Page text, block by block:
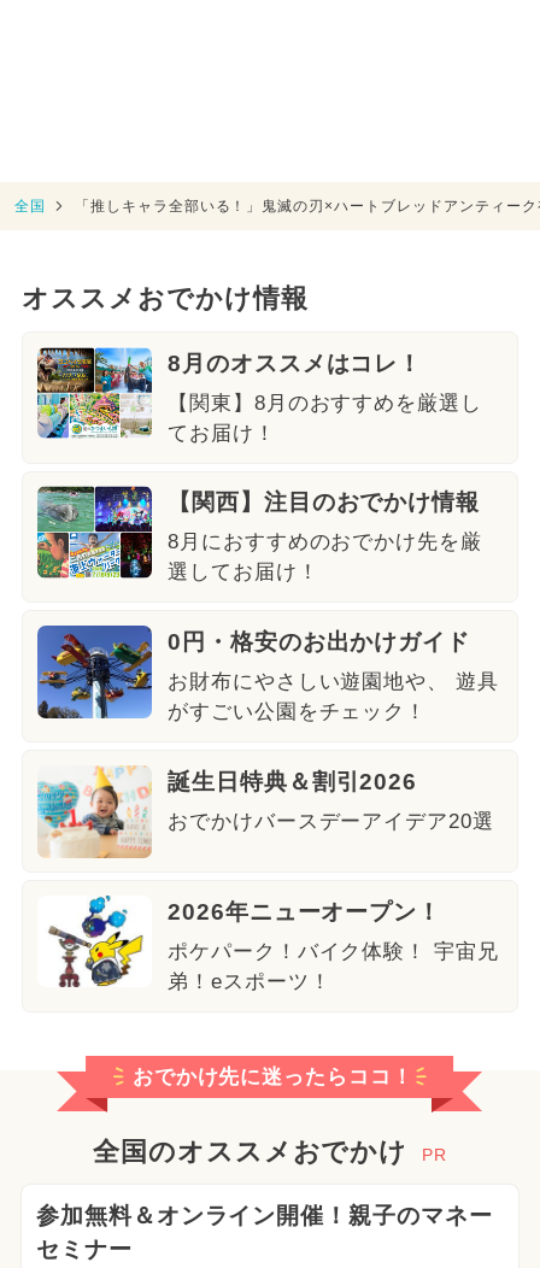
全国 「推しキャラ全部いる！」鬼滅の刃×ハートブレッドアンティー
オススメおでかけ情報
8月のオススメはコレ！
【関東】8月のおすすめを厳選し
てお届け！
【関西】注目のおでかけ情報
8月におすすめのおでかけ先を厳
選してお届け！
0円・格安のお出かけガイド
お財布にやさしい遊園地や、 遊具
がすごい公園をチェック！
誕生日特典＆割引2026
おでかけバースデーアイデア20選
2026年ニューオープン！
ポケパーク！バイク体験！ 宇宙兄
弟！eスポーツ！
おでかけ先に迷ったらココ！
全国のオススメおでかけ PR
参加無料＆オンライン開催！親子のマネー
セミナー